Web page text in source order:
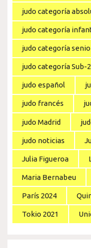
judo categoría
judo categoría
judo categoría
judo categoría Sub-
judo español
judo francés
judo Madrid
judo noticias
Julia Figueroa
Maria Bernabeu
París 2024
Tokio 2021